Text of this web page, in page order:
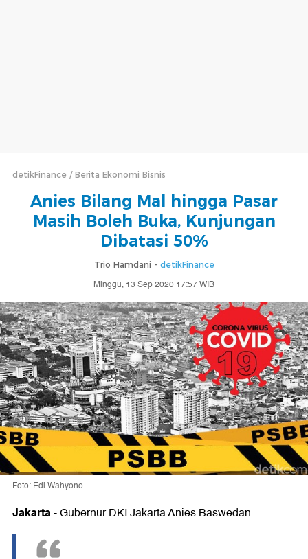
detikFinance Berita Ekonomi Bisnis
Anies Bilang Mal hingga Pasar
Masih Boleh Buka, Kunjungan
Dibatasi 50%
Trio Hamdani - detikFinance
Minggu, 13 Sep 2020 17:57 WIB
Foto: Edi Wahyono
Jakarta-Gubernur DKI Jakarta Anies Baswedan